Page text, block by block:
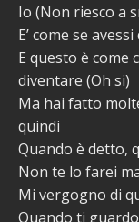
Io (Non riesco a
E’ come se
E questo è
diventare (Oh si)
Ma hai fatto
quindi
Quando è detto,
Non te lo farei
Mi vergogno di
Quando ti guardo